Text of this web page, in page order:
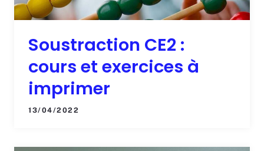
Soustraction CE2 :
cours et exercices à
imprimer
13/04/2022